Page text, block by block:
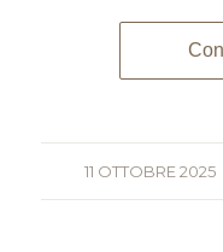
11 OTTOBRE 2025
/